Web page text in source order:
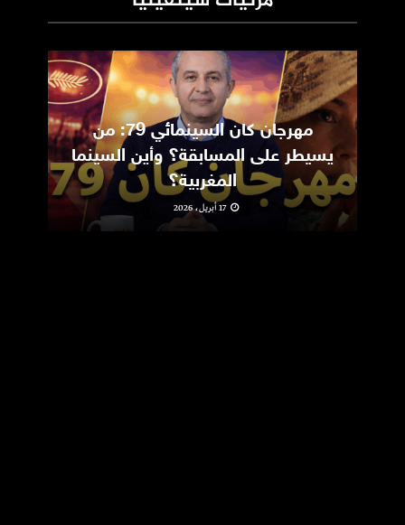
مهرجان كان السينمائي 79: من
يسيطر على المسابقة؟ وأين السينما
المغربية؟
17 أبريل، 2026